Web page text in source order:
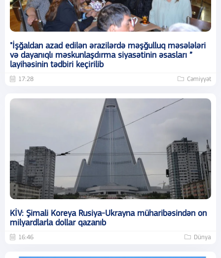
"İşğaldan azad edilən ərazilərdə məşğulluq məsələləri
və dayanıqlı məskunlaşdırma siyasətinin əsasları ”
layihəsinin tədbiri keçirilib
17:28 Cəmiyyət
KİV: Şimali Koreya Rusiya-Ukrayna müharibəsindən on
milyardlarla dollar qazanıb
16:46 Dünya